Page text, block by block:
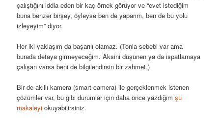
çalıştığını iddia eden bir kaç örnek görüyor ve “evet istediğim
buna benzer birşey, öyleyse ben de yaparım, ben de bu yolu
izleyeyim” diyor.
Her iki yaklaşım da başarılı olamaz. (Tonla sebebi var ama
burada detaya girmeyeceğim. Aksini düşünen ya da ispatlamaya
çalışan varsa beni de bilgilendirsin bir zahmet.)
Bir de akıllı kamera (smart camera) ile gerçeklenmek istenen
çözümler var, bu gibi durumlar için daha önce yazdığımşu
makaleyiokuyabilirsiniz.